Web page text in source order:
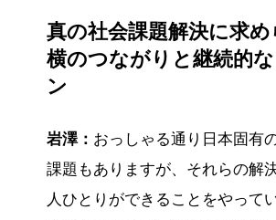
真の社会課題解決に求め
横のつながりと継続的
ン
岩澤： おっしゃる通り日本固有
課題もありますが、それらの解
人ひとりができることをやって